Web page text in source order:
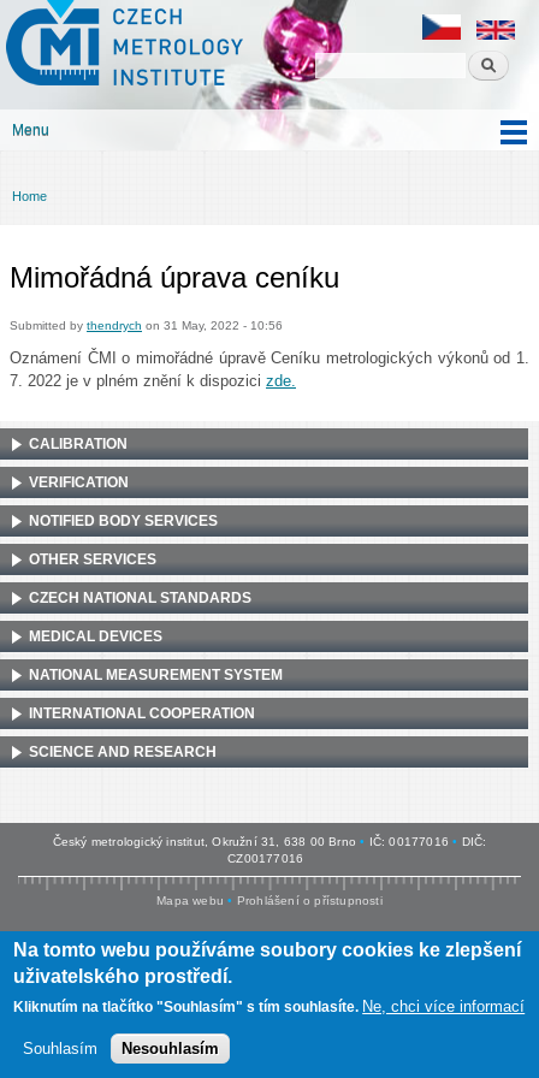
content
Czech
metrology
institute
Menu
You are here
Home
Mimořádná úprava ceníku
Submitted by thendrych on 31 May, 2022 - 10:56
Oznámení ČMI o mimořádné úpravě Ceníku metrologických výkonů od 1.
7. 2022 je v plném znění k dispozici zde.
CALIBRATION
VERIFICATION
NOTIFIED BODY SERVICES
OTHER SERVICES
CZECH NATIONAL STANDARDS
MEDICAL DEVICES
NATIONAL MEASUREMENT SYSTEM
INTERNATIONAL COOPERATION
SCIENCE AND RESEARCH
Český metrologický institut, Okružní 31, 638 00 Brno • IČ: 00177016 • DIČ:
CZ00177016
Mapa webu • Prohlášení o přístupnosti
Na tomto webu používáme soubory cookies ke zlepšení
uživatelského prostředí.
Kliknutím na tlačítko "Souhlasím" s tím souhlasíte. Ne, chci více informací
Souhlasím Nesouhlasím